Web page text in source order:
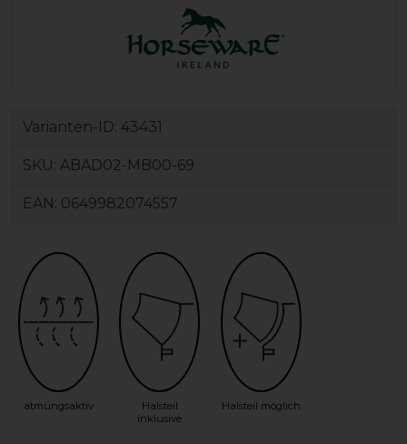
Varianten-ID: 43431
SKU: ABAD02-MB00-69
EAN: 0649982074557
atmungsaktiv
Halsteil
inklusive
Halsteil möglich